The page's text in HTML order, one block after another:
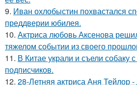
9. Иван охлобыстин похвастался
преддверии юбилея.
10. Актриса любовь Аксенова
тяжелом событии из своего
11. В Китае украли и съели собаку
подписчиков.
12. 28-Летняя актриса Аня Тейлор